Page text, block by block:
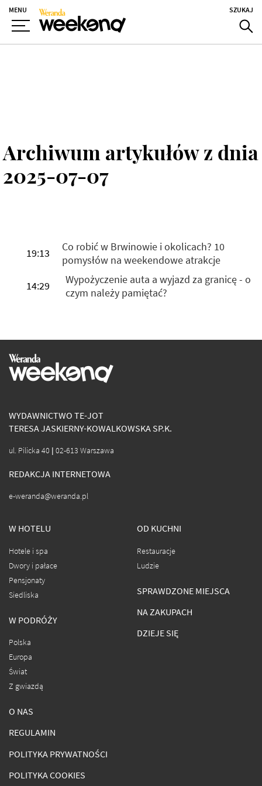
MENU SZUKAJ
Archiwum artykułów z dnia
2025-07-07
19:13
Co robić w Brwinowie i okolicach? 10
pomysłów na weekendowe atrakcje
14:29
Wypożyczenie auta a wyjazd za granicę - o
czym należy pamiętać?
WYDAWNICTWO TE-JOT
TERESA JASKIERNY-KOWALKOWSKA SP.K.
ul. Pilicka 40 | 02-613 Warszawa
REDAKCJA INTERNETOWA
e-weranda@weranda.pl
W HOTELU
Hotele i spa
Dwory i pałace
Pensjonaty
Siedliska
W PODRÓŻY
Polska
Europa
Świat
Z gwiazdą
OD KUCHNI
Restauracje
Ludzie
SPRAWDZONE MIEJSCA
NA ZAKUPACH
DZIEJE SIĘ
O NAS
REGULAMIN
POLITYKA PRYWATNOŚCI
POLITYKA COOKIES